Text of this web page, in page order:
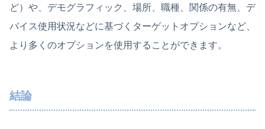
ど）や、デモグラフィック、場所、職種、関係の有無、デ
バイス使用状況などに基づくターゲットオプションなど、
より多くのオプションを使用することができます。
結論